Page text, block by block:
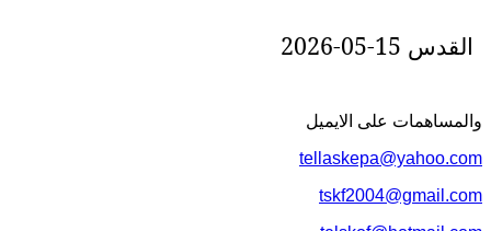
القدس 15-05-2026
والمساهمات علی الایمیل
tellaskepa@yahoo.com
tskf2004@gmail.com